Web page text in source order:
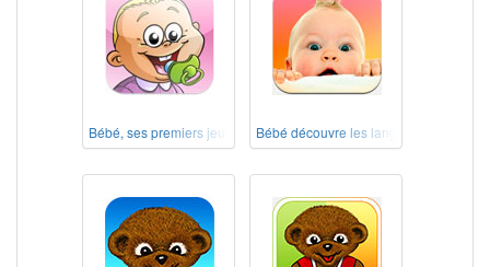
Bébé, ses premiers jeux Bébé découvre les langues